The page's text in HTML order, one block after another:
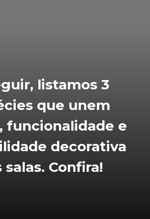
listamos 3
que unem
funcionalidade e
decorativa
salas. Confira!